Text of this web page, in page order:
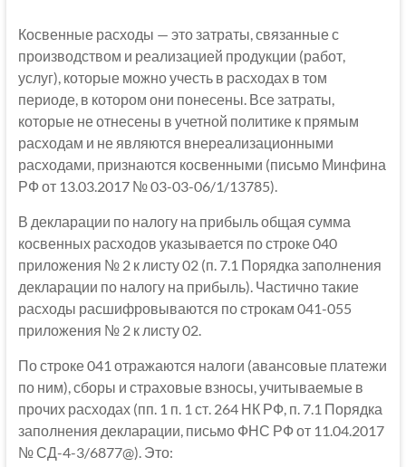
Косвенные расходы — это затраты, связанные с
производством и реализацией продукции (работ,
услуг), которые можно учесть в расходах в том
периоде, в котором они понесены. Все затраты,
которые не отнесены в учетной политике к прямым
расходам и не являются внереализационными
расходами, признаются косвенными (письмо Минфина
РФ от 13.03.2017 № 03-03-06/1/13785).
В декларации по налогу на прибыль общая сумма
косвенных расходов указывается по строке 040
приложения № 2 к листу 02 (п. 7.1 Порядка заполнения
декларации по налогу на прибыль). Частично такие
расходы расшифровываются по строкам 041-055
приложения № 2 к листу 02.
По строке 041 отражаются налоги (авансовые платежи
по ним), сборы и страховые взносы, учитываемые в
прочих расходах (пп. 1 п. 1 ст. 264 НК РФ, п. 7.1 Порядка
заполнения декларации, письмо ФНС РФ от 11.04.2017
№ СД-4-3/6877@). Это: